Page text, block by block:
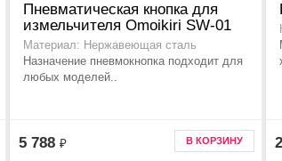
Пневматическая кнопка для
измельчителя Omoikiri SW-01
Материал: Нержавеющая сталь
Назначение пневмокнопка подходит для
любых моделей..
5 788 ₽ В КОРЗИНУ